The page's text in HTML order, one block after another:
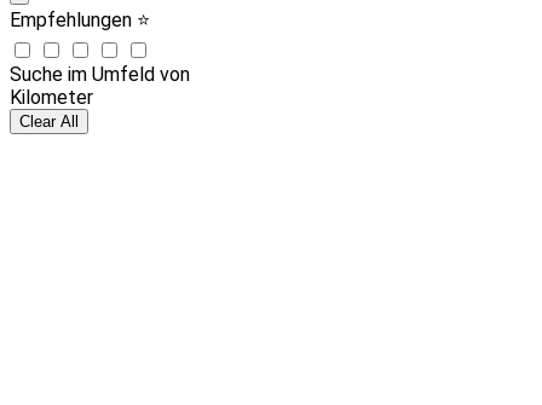
Empfehlungen ⭐
Suche im Umfeld von
Kilometer
Clear All